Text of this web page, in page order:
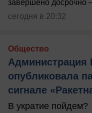
сегодня в 20:32
Общество
Администрация
опубликовала
сигнале
В укратие пойдем?